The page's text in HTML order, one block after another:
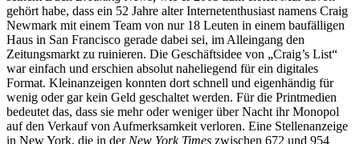
gehört habe, dass ein 52 Jahre alter Internetenthusiast namens Craig
Newmark mit einem Team von nur 18 Leuten in einem baufälligen
Haus in San Francisco gerade dabei sei, im Alleingang den
Zeitungsmarkt zu ruinieren. Die Geschäftsidee von „Craig’s List“
war einfach und erschien absolut naheliegend für ein digitales
Format. Kleinanzeigen konnten dort schnell und eigenhändig für
wenig oder gar kein Geld geschaltet werden. Für die Printmedien
bedeutet das, dass sie mehr oder weniger über Nacht ihr Monopol
auf den Verkauf von Aufmerksamkeit verloren. Eine Stellenanzeige
in New York, die in der New York Times zwischen 672 und 954